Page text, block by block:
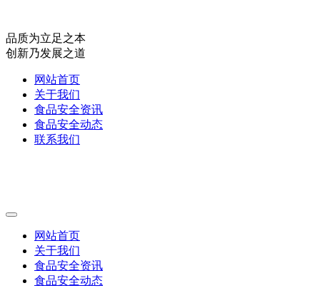
品质为立足之本
创新乃发展之道
网站首页
关于我们
食品安全资讯
食品安全动态
联系我们
网站首页
关于我们
食品安全资讯
食品安全动态